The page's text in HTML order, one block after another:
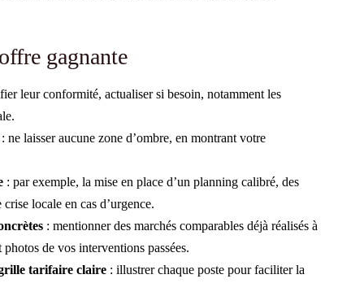
gagnante
leur conformité, actualiser si besoin, notamment les
: ne laisser aucune zone d’ombre, en montrant votre
: par exemple, la mise en place d’un planning calibré, des
locale en cas d’urgence.
: mentionner des marchés comparables déjà réalisés à
de vos interventions passées.
tarifaire claire : illustrer chaque poste pour faciliter la